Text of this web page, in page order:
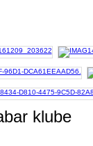
klube